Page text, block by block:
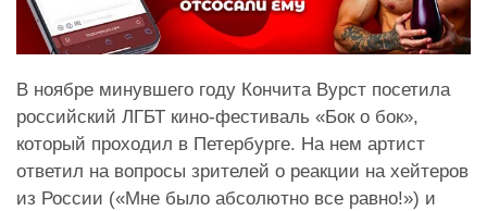
В ноябре минувшего году Кончита Вурст посетила
российский ЛГБТ кино-фестиваль «Бок о бок»,
который проходил в Петербурге. На нем артист
ответил на вопросы зрителей о реакции на хейтеров
из России («Мне было абсолютно все равно!») и